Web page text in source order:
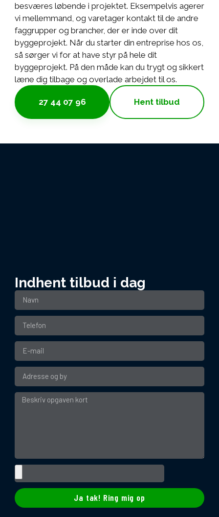
besværes løbende i projektet. Eksempelvis agerer
vi mellemmand, og varetager kontakt til de andre
faggrupper og brancher, der er inde over dit
byggeprojekt. Når du starter din entreprise hos os,
så sørger vi for at have styr på hele dit
byggeprojekt. På den måde kan du trygt og sikkert
læne dig tilbage og overlade arbejdet til os.
27 44 07 96 Hent tilbud
Indhent tilbud i dag
Ja tak! Ring mig op